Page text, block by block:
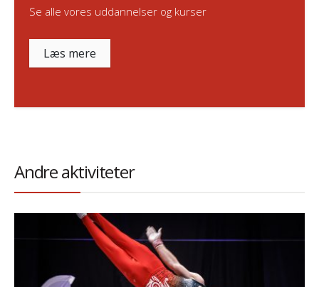
Se alle vores uddannelser og kurser
Læs mere
Andre aktiviteter